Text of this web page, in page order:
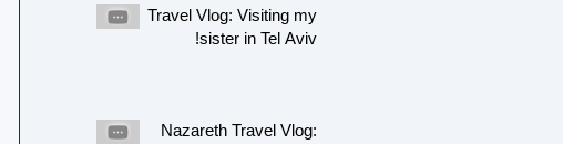
Travel Vlog: Visiting my
sister in Tel Aviv!
Nazareth Travel Vlog: